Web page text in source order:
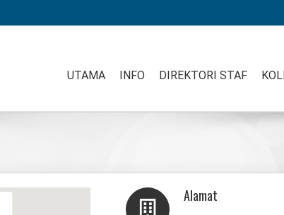
UTAMA INFO DIREKTORI STAF
Alamat